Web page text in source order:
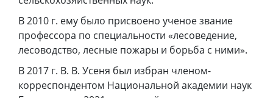
В 2010 г. ему было присвоено ученое звание
профессора по специальности «лесоведение,
лесоводство, лесные пожары и борьба с ними».
В 2017 г. В. В. Усеня был избран членом-
корреспондентом Национальной академии наук